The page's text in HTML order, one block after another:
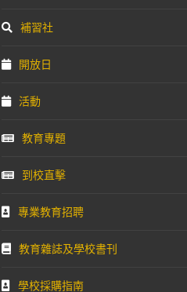
補習社
開放日
活動
教育專題
到校直擊
專業教育招聘
教育雜誌及學校書刊
學校採購指南